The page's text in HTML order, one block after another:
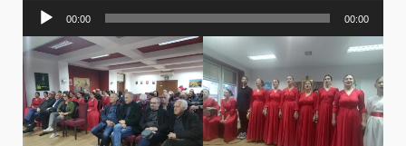
Прегледач
записа
00:00 00:00